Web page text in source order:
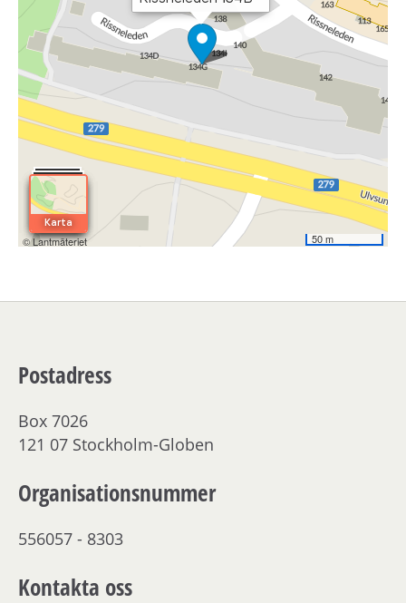
Postadress
Box 7026
121 07 Stockholm-Globen
Organisationsnummer
556057 - 8303
Kontakta oss